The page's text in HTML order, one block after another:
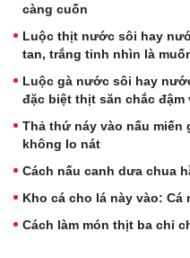
càng cuốn
Luộc thịt nước sôi hay
tan, trắng tinh nhìn là
Luộc gà nước sôi hay
đặc biệt thịt săn chắc đậm
Thả thứ náy vào nấu miến
không lo nát
Cách nấu canh dưa chua
Kho cá cho lá này vào:
Cách làm món thịt ba chỉ